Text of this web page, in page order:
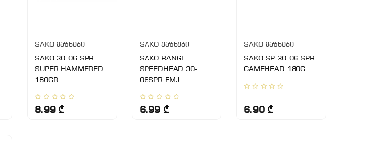
SAKO ვაზნები
SAKO 30-06 SPR
SUPER HAMMERED
180GR
8.99 ₾
SAKO ვაზნები
SAKO RANGE
SPEEDHEAD 30-
06SPR FMJ
6.99 ₾
SAKO ვაზნები
SAKO SP 30-06 SPR
GAMEHEAD 180G
6.90 ₾